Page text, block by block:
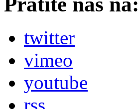
twitter
vimeo
youtube